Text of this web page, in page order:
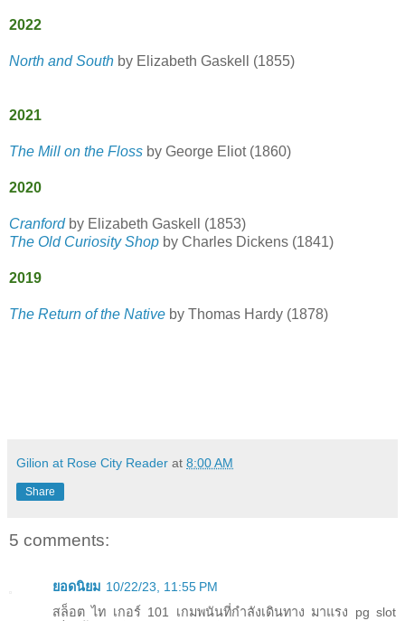
2022
North and South by Elizabeth Gaskell (1855)
2021
The Mill on the Floss by George Eliot (1860)
2020
Cranfordby Elizabeth Gaskell (1853)
The Old Curiosity Shop by Charles Dickens (1841)
2019
The Return of the Native by Thomas Hardy (1878)
Gilion at Rose City Reader at 8:00 AM
Share
5 comments:
ยอดนิยม 10/22/23, 11:55 PM
สล็อต ไท เกอร์ 101 เกมพนันที่กำลังเดินทาง มาแรง pg slot